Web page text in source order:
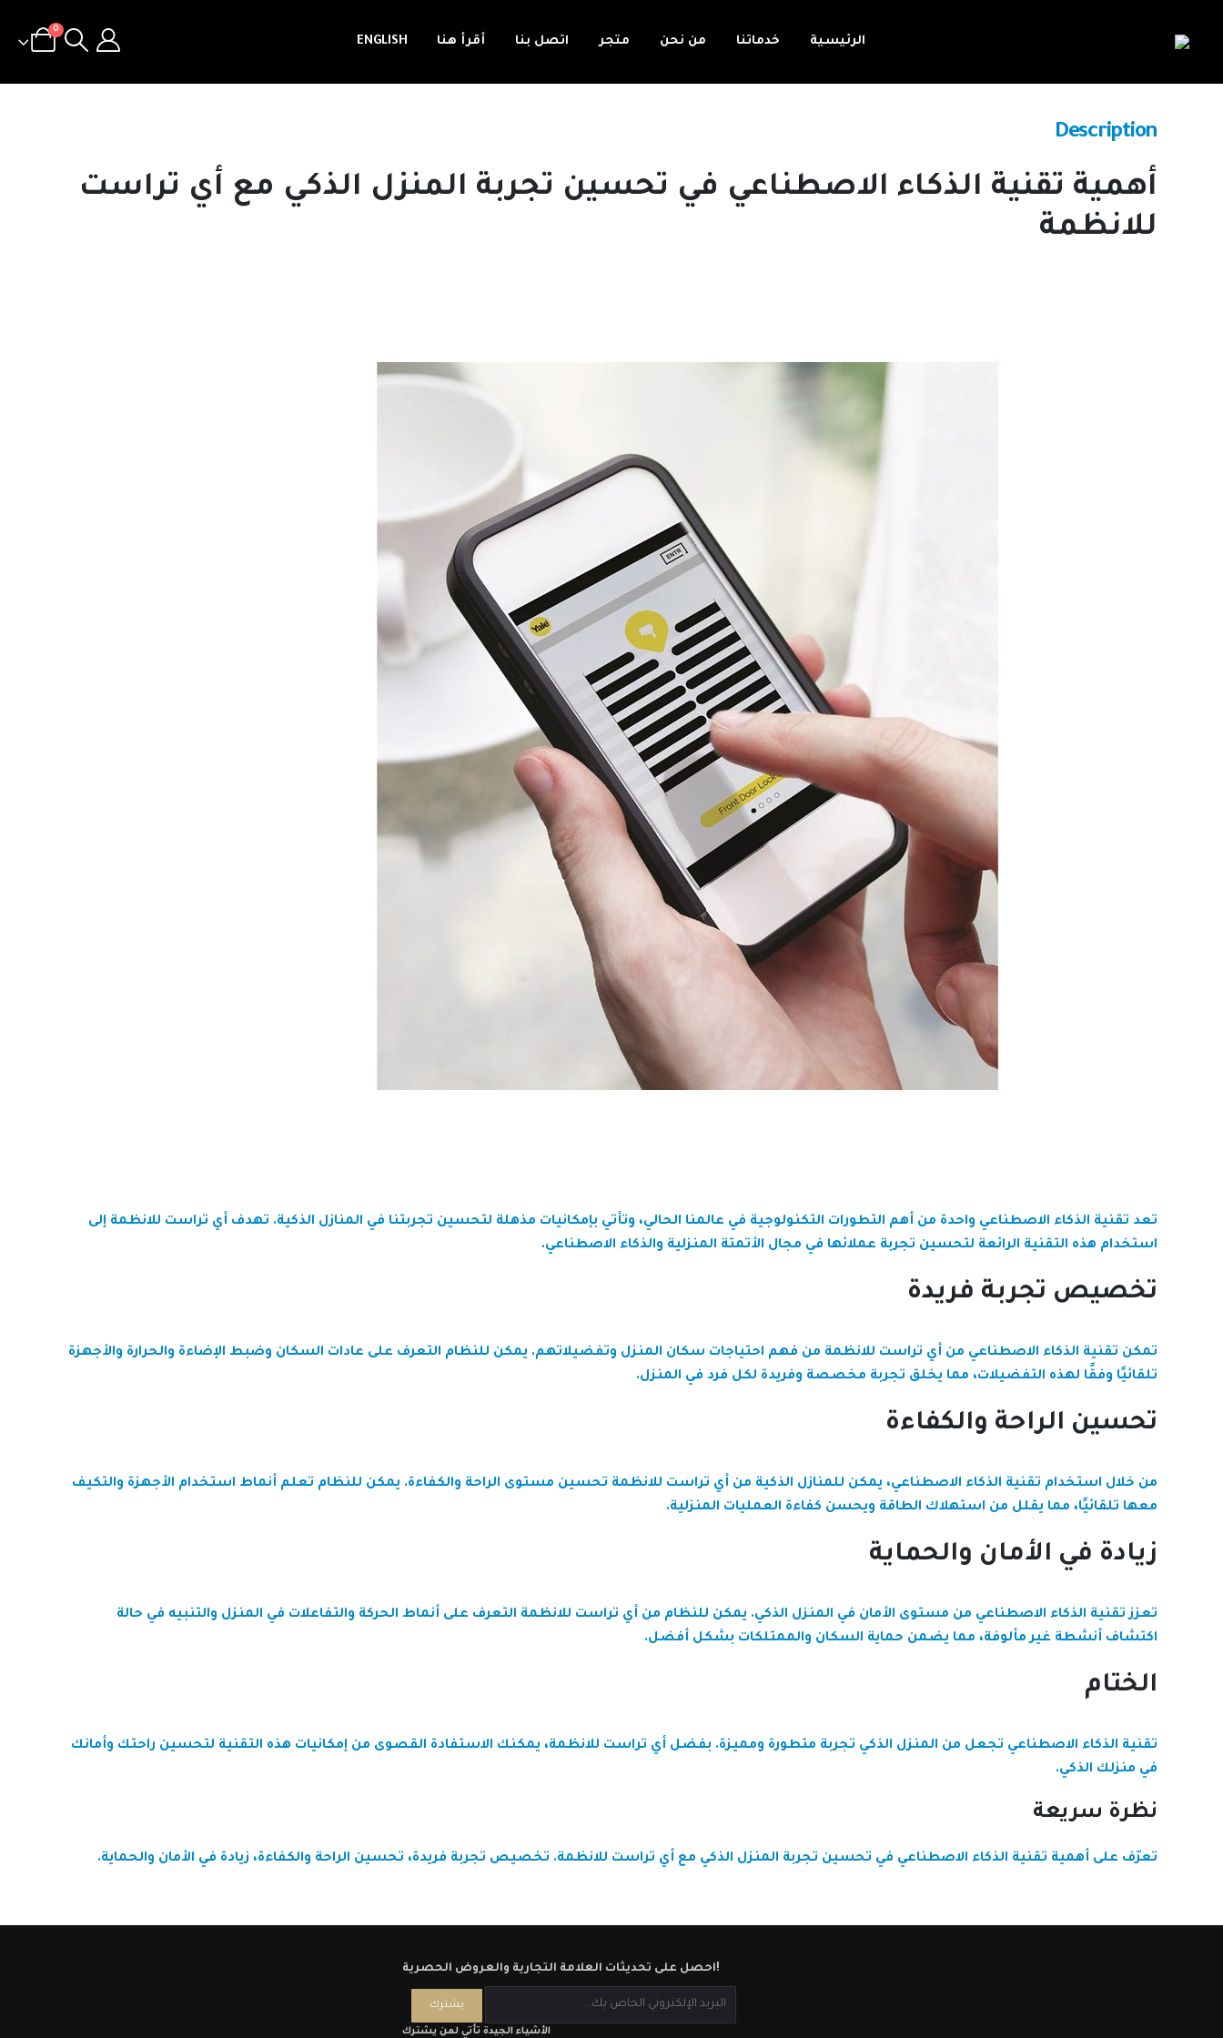
الرئيسية خدماتنا من نحن متجر اتصل بنا أقرأ هنا ENGLISH
0
Description
أهمية تقنية الذكاء الاصطناعي في تحسين تجربة المنزل الذكي مع أي تراست
للانظمة
تعد تقنية الذكاء الاصطناعي واحدة من أهم التطورات التكنولوجية في عالمنا الحالي، وتأتي بإمكانيات مذهلة لتحسين تجربتنا في المنازل الذكية. تهدف أي تراست للانظمة إلى
استخدام هذه التقنية الرائعة لتحسين تجربة عملائها في مجال الأتمتة المنزلية والذكاء الاصطناعي.
تخصيص تجربة فريدة
تمكن تقنية الذكاء الاصطناعي من أي تراست للانظمة من فهم احتياجات سكان المنزل وتفضيلاتهم. يمكن للنظام التعرف على عادات السكان وضبط الإضاءة والحرارة والأجهزة
تلقائيًا وفقًا لهذه التفضيلات، مما يخلق تجربة مخصصة وفريدة لكل فرد في المنزل.
تحسين الراحة والكفاءة
من خلال استخدام تقنية الذكاء الاصطناعي، يمكن للمنازل الذكية من أي تراست للانظمة تحسين مستوى الراحة والكفاءة. يمكن للنظام تعلم أنماط استخدام الأجهزة والتكيف
معها تلقائيًا، مما يقلل من استهلاك الطاقة ويحسن كفاءة العمليات المنزلية.
زيادة في الأمان والحماية
تعزز تقنية الذكاء الاصطناعي من مستوى الأمان في المنزل الذكي. يمكن للنظام من أي تراست للانظمة التعرف على أنماط الحركة والتفاعلات في المنزل والتنبيه في حالة
اكتشاف أنشطة غير مألوفة، مما يضمن حماية السكان والممتلكات بشكل أفضل.
الختام
تقنية الذكاء الاصطناعي تجعل من المنزل الذكي تجربة متطورة ومميزة. بفضل أي تراست للانظمة، يمكنك الاستفادة القصوى من إمكانيات هذه التقنية لتحسين راحتك وأمانك
في منزلك الذكي.
نظرة سريعة
تعرّف على أهمية تقنية الذكاء الاصطناعي في تحسين تجربة المنزل الذكي مع أي تراست للانظمة. تخصيص تجربة فريدة، تحسين الراحة والكفاءة، زيادة في الأمان والحماية.
احصل على تحديثات العلامة التجارية والعروض الحصرية!
الأشياء الجيدة تأتي لمن يشترك